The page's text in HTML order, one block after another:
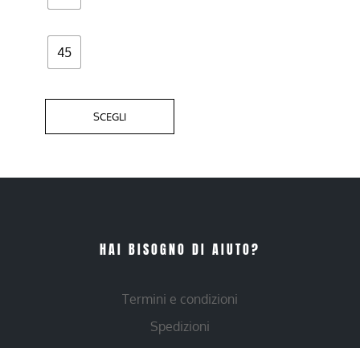
45
SCEGLI
nella
del
prodotto
HAI BISOGNO DI AIUTO?
Termini e condizioni
Spedizioni